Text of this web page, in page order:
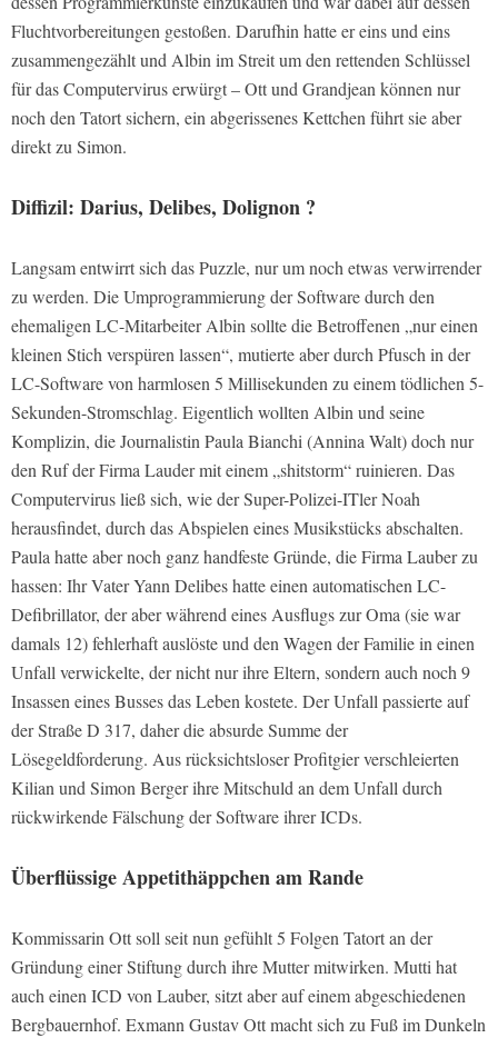
Fluchtvorbereitungen gestoßen. Darufhin hatte er eins und eins
zusammengezählt und Albin im Streit um den rettenden Schlüssel
für das Computervirus erwürgt – Ott und Grandjean können nur
noch den Tatort sichern, ein abgerissenes Kettchen führt sie aber
direkt zu Simon.
Diffizil: Darius, Delibes, Dolignon ?
Langsam entwirrt sich das Puzzle, nur um noch etwas verwirrender
zu werden. Die Umprogrammierung der Software durch den
ehemaligen LC-Mitarbeiter Albin sollte die Betroffenen „nur einen
kleinen Stich verspüren lassen“, mutierte aber durch Pfusch in der
LC-Software von harmlosen 5 Millisekunden zu einem tödlichen 5-
Sekunden-Stromschlag. Eigentlich wollten Albin und seine
Komplizin, die Journalistin Paula Bianchi (Annina Walt) doch nur
den Ruf der Firma Lauder mit einem „shitstorm“ ruinieren. Das
Computervirus ließ sich, wie der Super-Polizei-ITler Noah
herausfindet, durch das Abspielen eines Musikstücks abschalten.
Paula hatte aber noch ganz handfeste Gründe, die Firma Lauber zu
hassen: Ihr Vater Yann Delibes hatte einen automatischen LC-
Defibrillator, der aber während eines Ausflugs zur Oma (sie war
damals 12) fehlerhaft auslöste und den Wagen der Familie in einen
Unfall verwickelte, der nicht nur ihre Eltern, sondern auch noch 9
Insassen eines Busses das Leben kostete. Der Unfall passierte auf
der Straße D 317, daher die absurde Summe der
Lösegeldforderung. Aus rücksichtsloser Profitgier verschleierten
Kilian und Simon Berger ihre Mitschuld an dem Unfall durch
rückwirkende Fälschung der Software ihrer ICDs.
Überflüssige Appetithäppchen am Rande
Kommissarin Ott soll seit nun gefühlt 5 Folgen Tatort an der
Gründung einer Stiftung durch ihre Mutter mitwirken. Mutti hat
auch einen ICD von Lauber, sitzt aber auf einem abgeschiedenen
Bergbauernhof. Exmann Gustav Ott macht sich zu Fuß im Dunkeln